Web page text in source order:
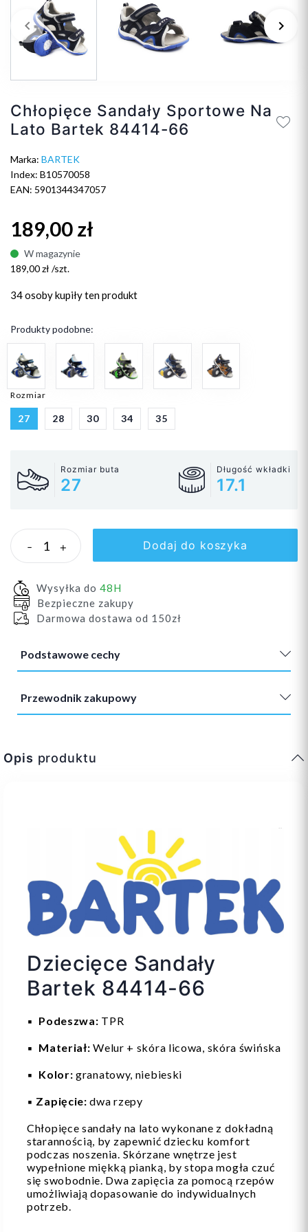
Poprzedni
keyboard_arrow_left keyboard_arrow_right
Chłopięce Sandały Sportowe Na
Lato Bartek 84414-66
Marka: BARTEK
Index: B10570058
EAN: 5901344347057
189,00 zł
W magazynie
189,00 zł /szt.
34 osobykupiły ten produkt
Produkty podobne:
Rozmiar
27 28 30 34 35
Rozmiar buta
27
Długość wkładki
17.1
- + Dodaj do koszyka
Wysyłka do 48H
Bezpieczne zakupy
Darmowa dostawa od 150zł
Podstawowe cechy
Przewodnik zakupowy
Opis produktu
Dziecięce Sandały
Bartek 84414-66
▪️ Podeszwa: TPR
▪️ Materiał: Welur + skóra licowa, skóra świńska
▪️ Kolor:granatowy, niebieski
▪️ Zapięcie:dwa rzepy
Chłopięce sandały na lato wykonane z dokładną
starannością, by zapewnić dziecku komfort
podczas noszenia. Skórzane wnętrze jest
wypełnione miękką pianką, by stopa mogła czuć
się swobodnie. Dwa zapięcia za pomocą rzepów
umożliwiają dopasowanie do indywidualnych
potrzeb.